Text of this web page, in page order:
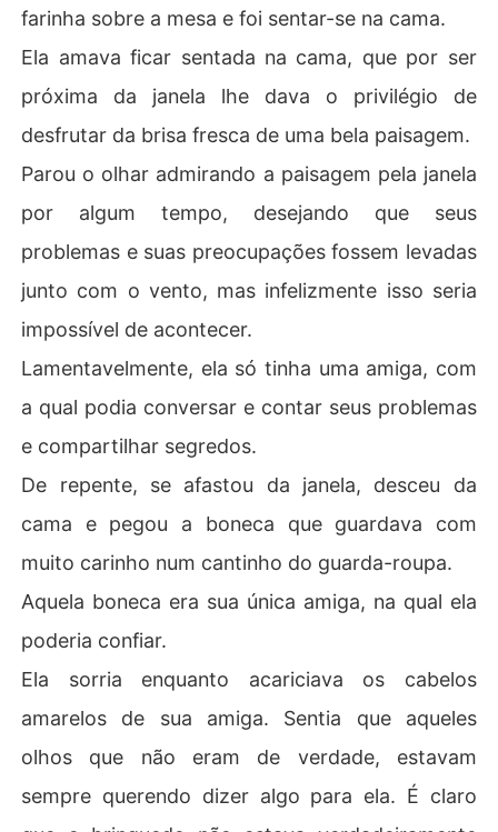
farinha sobre a mesa e foi sentar-se na cama.
Ela amava ficar sentada na cama, que por ser
próxima da janela lhe dava o privilégio de
desfrutar da brisa fresca de uma bela paisagem.
Parou o olhar admirando a paisagem pela janela
por algum tempo, desejando que seus
problemas e suas preocupações fossem levadas
junto com o vento, mas infelizmente isso seria
impossível de acontecer.
Lamentavelmente, ela só tinha uma amiga, com
a qual podia conversar e contar seus problemas
e compartilhar segredos.
De repente, se afastou da janela, desceu da
cama e pegou a boneca que guardava com
muito carinho num cantinho do guarda-roupa.
Aquela boneca era sua única amiga, na qual ela
poderia confiar.
Ela sorria enquanto acariciava os cabelos
amarelos de sua amiga. Sentia que aqueles
olhos que não eram de verdade, estavam
sempre querendo dizer algo para ela. É claro